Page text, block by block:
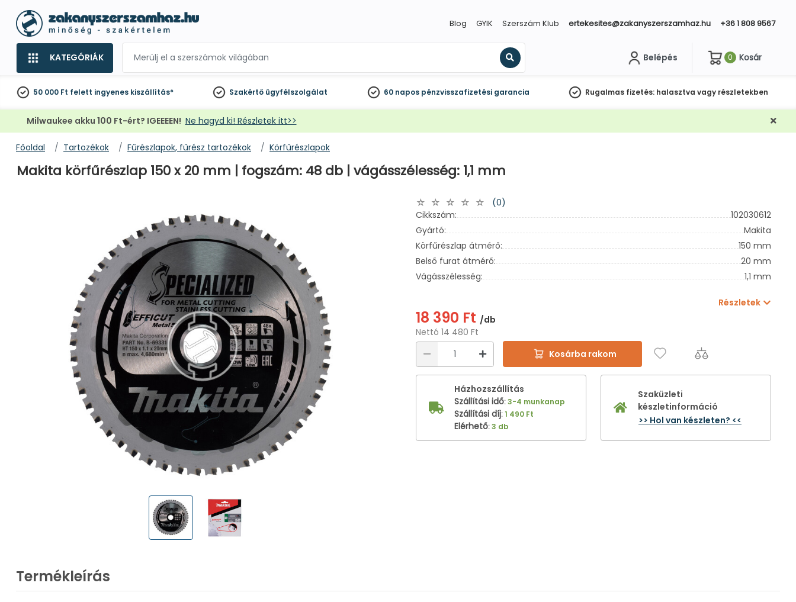
Blog GYIK Szerszám Klub ertekesites@zakanyszerszamhaz.hu +36 1 808 9567
KATEGÓRIÁK
Keresés
Belépés 0 Kosár
50 000 Ft felett ingyenes kiszállítás* Szakértő ügyfélszolgálat 60 napos pénzvisszafizetési garancia Rugalmas fizetés: halasztva vagy részletekben
Milwaukee akku 100 Ft-ért? IGEEEEN! Ne hagyd ki! Részletek itt>>
Főoldal Tartozékok Fűrészlapok, fűrész tartozékok Körfűrészlapok
Makita körfűrészlap 150 x 20 mm | fogszám: 48 db | vágásszélesség: 1,1 mm
(0)
Cikkszám:
102030612
Gyártó:
Makita
Körfűrészlap átmérő:
150 mm
Belső furat átmérő:
20 mm
Vágásszélesség:
1,1 mm
Részletek
18 390 Ft /db
Nettó 14 480 Ft
Kosárba rakom
Házhozszállítás
Szállítási idő:3-4 munkanap
Szállítási díj:1 490 Ft
Elérhető:3 db
Szaküzleti
készletinformáció
>> Hol van készleten? <<
Termékleírás